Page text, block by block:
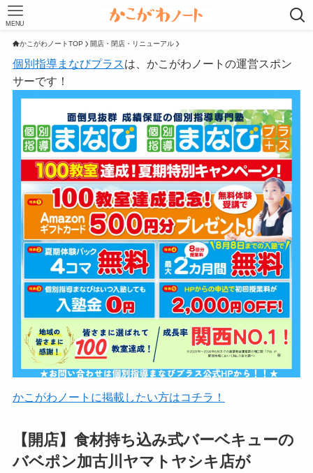
MENU
かこがわノートTOP 開店・閉店・リニューアル
個別指導まなびプラスは、かこがわノートの運営スポン
サーです！
かこがわノートに掲載したい方はコチラ！
【開店】食材持ち込み式バーベキューの
バベポン加古川ヤマトヤシキ店が